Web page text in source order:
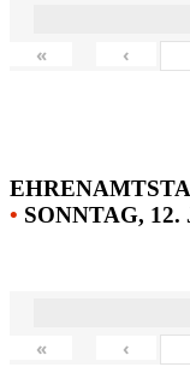
« ‹
• SONNTAG, 12.
« ‹